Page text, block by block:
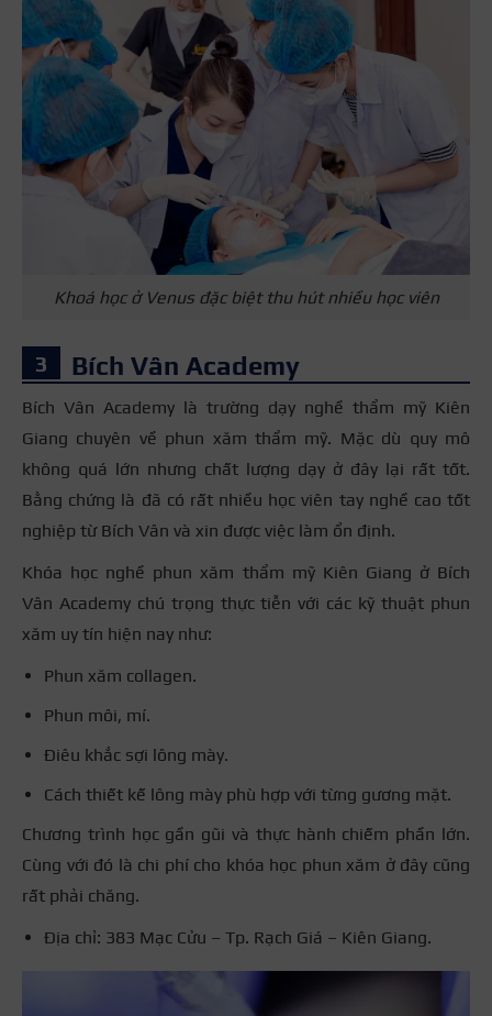
Khoá học ở Venus đặc biệt thu hút nhiều học viên
Bích Vân Academy
Bích Vân Academy là trường dạy nghề thẩm mỹ Kiên
Giang chuyên về phun xăm thẩm mỹ. Mặc dù quy mô
không quá lớn nhưng chất lượng dạy ở đây lại rất tốt.
Bằng chứng là đã có rất nhiều học viên tay nghề cao tốt
nghiệp từ Bích Vân và xin được việc làm ổn định.
Khóa học nghề phun xăm thẩm mỹ Kiên Giang ở Bích
Vân Academy chú trọng thực tiễn với các kỹ thuật phun
xăm uy tín hiện nay như:
Phun xăm collagen.
Phun môi, mí.
Điêu khắc sợi lông mày.
Cách thiết kế lông mày phù hợp với từng gương mặt.
Chương trình học gần gũi và thực hành chiếm phần lớn.
Cùng với đó là chi phí cho khóa học phun xăm ở đây cũng
rất phải chăng.
Địa chỉ: 383 Mạc Cửu – Tp. Rạch Giá – Kiên Giang.